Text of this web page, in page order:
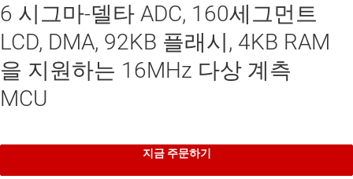
6 시그마-델타 ADC, 160세그먼트
LCD, DMA, 92KB 플래시, 4KB RAM
을 지원하는 16MHz 다상 계측
MCU
지금 주문하기